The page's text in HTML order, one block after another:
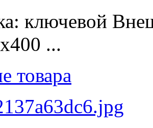
ключевой
...
товара